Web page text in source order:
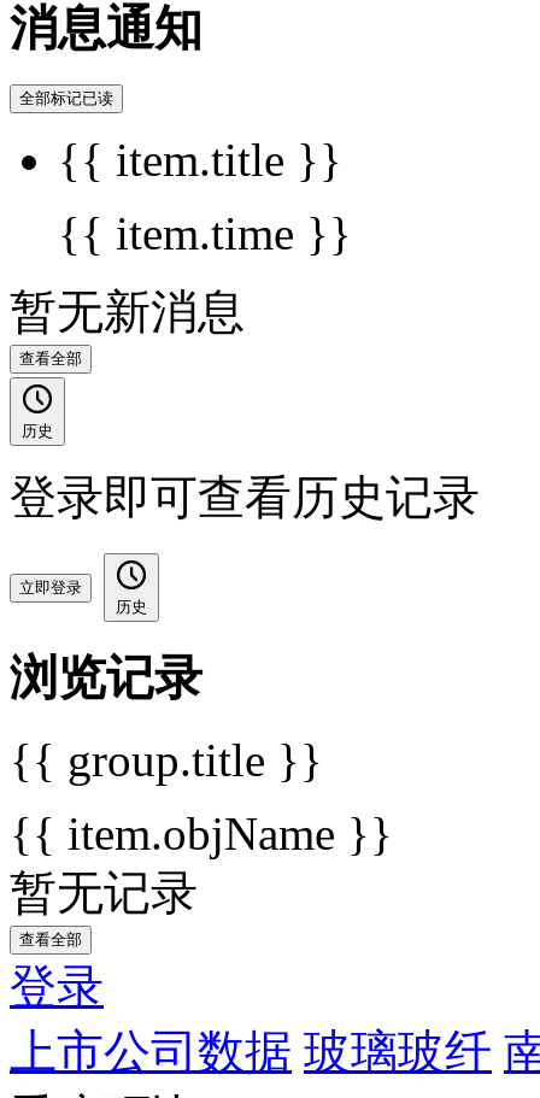
消息通知
全部标记已读
{{ item.title }}
{{ item.time }}
暂无新消息
查看全部
历史
登录即可查看历史记录
立即登录
历史
浏览记录
{{ group.title }}
{{ item.objName }}
暂无记录
查看全部
登录
上市公司数据 玻璃玻纤